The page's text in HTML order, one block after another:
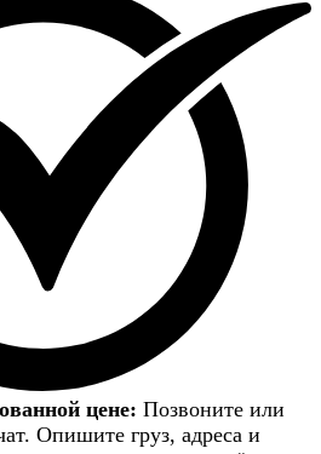
цене: Позвоните или
Опишите груз, адреса и